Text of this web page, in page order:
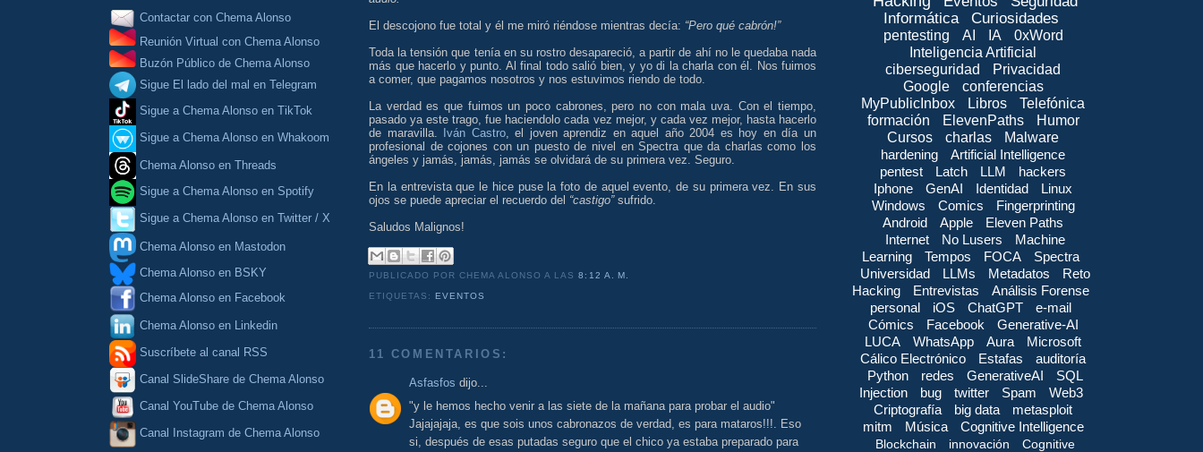
Contactar con Chema Alonso
Reunión Virtual con Chema Alonso
Buzón Público de Chema Alonso
Sigue El lado del mal en Telegram
Sigue a Chema Alonso en TikTok
Sigue a Chema Alonso en Whakoom
Chema Alonso en Threads
Sigue a Chema Alonso en Spotify
Sigue a Chema Alonso en Twitter / X
Chema Alonso en Mastodon
Chema Alonso en BSKY
Chema Alonso en Facebook
Chema Alonso en Linkedin
Suscríbete al canal RSS
Canal SlideShare de Chema Alonso
Canal YouTube de Chema Alonso
Canal Instagram de Chema Alonso
El descojono fue total y él me miró riéndose mientras decía: “Pero qué cabrón!”
Toda la tensión que tenía en su rostro desapareció, a partir de ahí no le quedaba nada
más que hacerlo y punto. Al final todo salió bien, y yo di la charla con él. Nos fuimos
a comer, que pagamos nosotros y nos estuvimos riendo de todo.
La verdad es que fuimos un poco cabrones, pero no con mala uva. Con el tiempo,
pasado ya este trago, fue haciendolo cada vez mejor, y cada vez mejor, hasta hacerlo
de maravilla.
Iván Castro, el joven aprendiz en aquel año 2004 es hoy en día un
profesional de cojones con un puesto de nivel en Spectra que da charlas como los
ángeles y jamás, jamás, jamás se olvidará de su primera vez. Seguro.
En la entrevista que le hice puse la foto de aquel evento, de su primera vez. En sus
ojos se puede apreciar el recuerdo del “castigo”sufrido.
Saludos Malignos!
PUBLICADO POR CHEMA ALONSOA LAS8:12 A. M.
ETIQUETAS: EVENTOS
11 COMENTARIOS:
Asfasfos dijo...
"y le hemos hecho venir a las siete de la mañana para probar el audio"
Jajajajaja, es que sois unos cabronazos de verdad, es para mataros!!!. Eso
si, después de esas putadas seguro que el chico ya estaba preparado para
Informática
Curiosidades
pentesting AI IA
0xWord
Inteligencia Artificial
ciberseguridad
Privacidad
Google
conferencias
MyPublicInbox
Libros
Telefónica
formación
ElevenPaths
Humor
Cursos
charlas
Malware
hardening
Artificial Intelligence
pentest
Latch LLM
hackers
Iphone
GenAI Identidad
Linux
Windows
Comics
Fingerprinting
Android
Apple
Eleven Paths
Internet
No Lusers
Machine
Learning
Tempos FOCA
Spectra
Universidad
LLMs Metadatos
Reto
Hacking
Entrevistas
Análisis Forense
personal
iOS ChatGPT
e-mail
Cómics
Facebook
Generative-AI
LUCA
WhatsApp Aura
Microsoft
Cálico Electrónico
Estafas
auditoría
Python
redes GenerativeAI
SQL
Injection
bug twitter Spam
Web3
Criptografía
big data
metasploit
mitm
Música Cognitive Intelligence
Blockchain innovación
Cognitive